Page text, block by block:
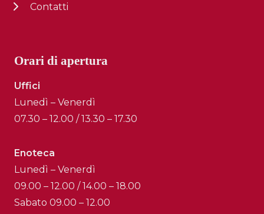
Contatti
Orari di apertura
Uffici
Lunedì – Venerdì
07.30 – 12.00 / 13.30 – 17.30
Enoteca
Lunedì – Venerdì
09.00 – 12.00 / 14.00 – 18.00
Sabato 09.00 – 12.00